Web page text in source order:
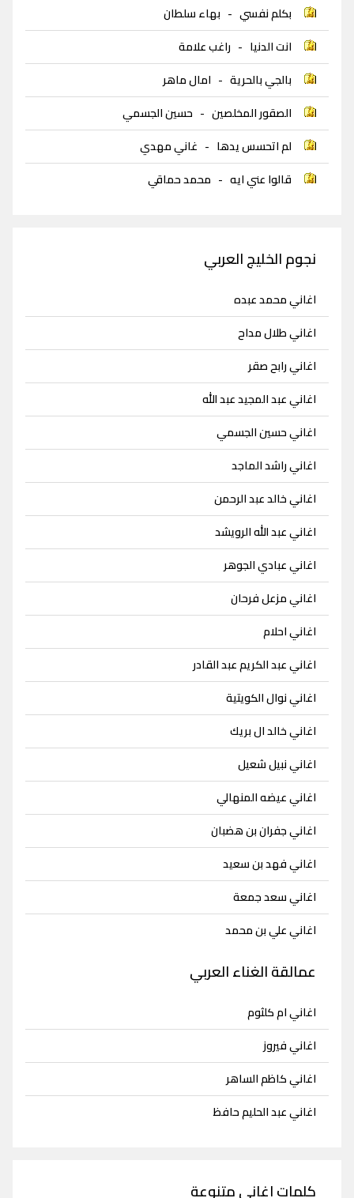
بكلم نفسي - بهاء سلطان
انت الدنيا - راغب علامة
بالجي بالحرية - امال ماهر
الصقور المخلصين - حسين الجسمي
لم اتحسس يدها - غاني مهدي
قالوا عني ايه - محمد حماقي
نجوم الخليج العربي
اغاني محمد عبده
اغاني طلال مداح
اغاني رابح صقر
اغاني عبد المجيد عبد الله
اغاني حسين الجسمي
اغاني راشد الماجد
اغاني خالد عبد الرحمن
اغاني عبد الله الرويشد
اغاني عبادي الجوهر
اغاني مزعل فرحان
اغاني احلام
اغاني عبد الكريم عبد القادر
اغاني نوال الكويتية
اغاني خالد ال بريك
اغاني نبيل شعيل
اغاني عيضه المنهالي
اغاني جفران بن هضبان
اغاني فهد بن سعيد
اغاني سعد جمعة
اغاني علي بن محمد
عمالقة الغناء العربي
اغاني ام كلثوم
اغاني فيروز
اغاني كاظم الساهر
اغاني عبد الحليم حافظ
كلمات اغاني متنوعة